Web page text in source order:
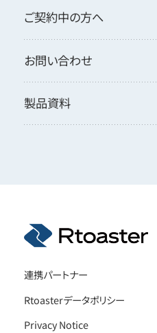
ご契約中の方へ
お問い合わせ
製品資料
連携パートナー
Rtoasterデータポリシー
Privacy Notice